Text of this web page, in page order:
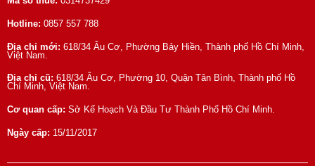
Hotline: 0857 557 788
Địa chỉ mới: 618/34 Âu Cơ, Phường Bảy Hiền, Thành phố Hồ Chí Minh,
Việt Nam.
Địa chỉ cũ: 618/34 Âu Cơ, Phường 10, Quận Tân Bình, Thành phố Hồ
Chí Minh, Việt Nam.
Cơ quan cấp: Sở Kế Hoạch Và Đầu Tư Thành Phố Hồ Chí Minh.
Ngày cấp: 15/11/2017